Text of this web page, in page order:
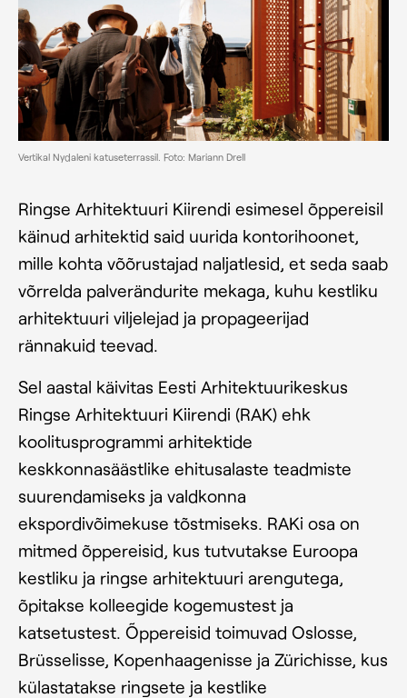
Vertikal Nydaleni katuseterrassil. Foto: Mariann Drell
Ringse Arhitektuuri Kiirendi esimesel õppereisil
käinud arhitektid said uurida kontorihoonet,
mille kohta võõrustajad naljatlesid, et seda saab
võrrelda palverändurite mekaga, kuhu kestliku
arhitektuuri viljelejad ja propageerijad
rännakuid teevad.
Sel aastal käivitas Eesti Arhitektuurikeskus
Ringse Arhitektuuri Kiirendi (RAK) ehk
koolitusprogrammi arhitektide
keskkonnasäästlike ehitusalaste teadmiste
suurendamiseks ja valdkonna
ekspordivõimekuse tõstmiseks. RAKi osa on
mitmed õppereisid, kus tutvutakse Euroopa
kestliku ja ringse arhitektuuri arengutega,
õpitakse kolleegide kogemustest ja
katsetustest. Õppereisid toimuvad Oslosse,
Brüsselisse, Kopenhaagenisse ja Zürichisse, kus
külastatakse ringsete ja kestlike